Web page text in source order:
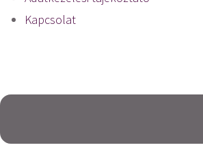
Kapcsolat